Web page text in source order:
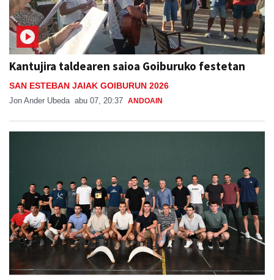
Kantujira taldearen saioa Goiburuko festetan
SAN ESTEBAN JAIAK GOIBURUN 2026
Jon Ander Ubeda abu 07, 20:37 ANDOAIN